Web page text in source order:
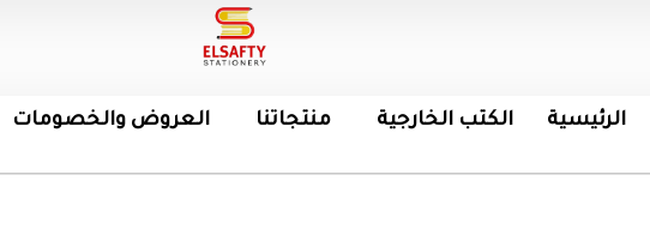
الرئيسية الكتب الخارجية منتجاتنا العروض والخصومات